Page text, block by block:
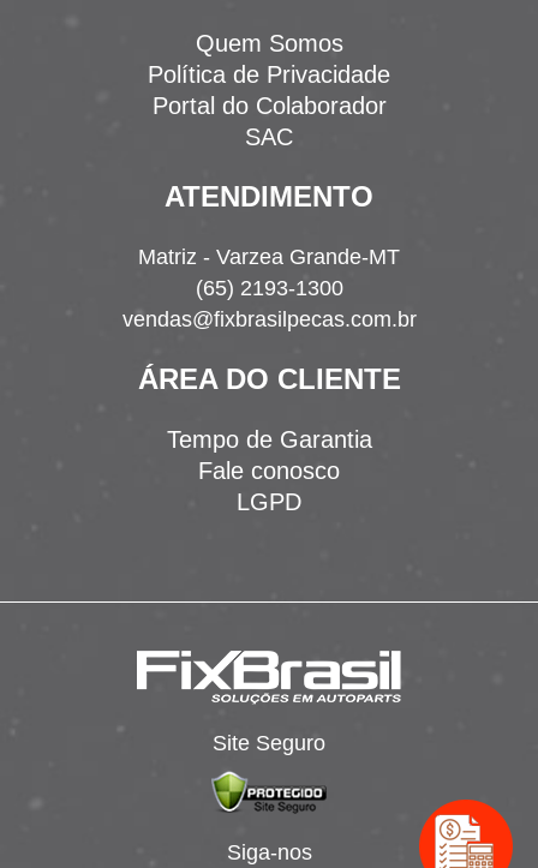
Quem Somos
Política de Privacidade
Portal do Colaborador
SAC
ATENDIMENTO
Matriz - Varzea Grande-MT
(65) 2193-1300
vendas@fixbrasilpecas.com.br
ÁREA DO CLIENTE
Tempo de Garantia
Fale conosco
LGPD
Site Seguro
Siga-nos